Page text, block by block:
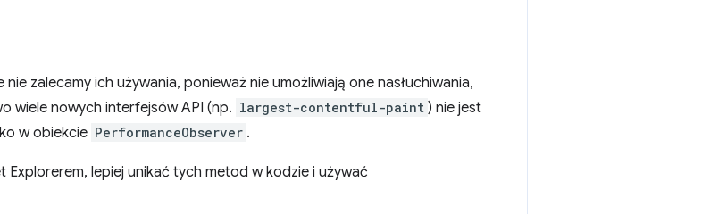
zalecamy ich używania, ponieważ nie umożliwiają one nasłuchiwania,
wiele nowych interfejsów API (np. largest-contentful-paint ) nie jest
w obiekcie PerformanceObserver .
lepiej unikać tych metod w kodzie i używać